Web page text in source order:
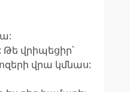
վրիպեցիր՝
վրա կմնաս: